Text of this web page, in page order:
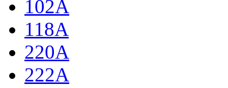
102А
118А
220А
222А